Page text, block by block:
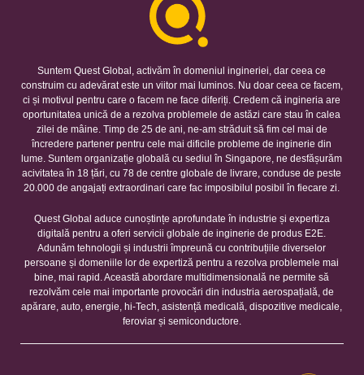
Suntem Quest Global, activăm în domeniul ingineriei, dar ceea ce
construim cu adevărat este un viitor mai luminos. Nu doar ceea ce facem,
ci și motivul pentru care o facem ne face diferiți. Credem că ingineria are
oportunitatea unică de a rezolva problemele de astăzi care stau în calea
zilei de mâine. Timp de 25 de ani, ne-am străduit să fim cel mai de
încredere partener pentru cele mai dificile probleme de inginerie din
lume. Suntem organizație globală cu sediul în Singapore, ne desfășurăm
acivitatea în 18 țări, cu 78 de centre globale de livrare, conduse de peste
20.000 de angajați extraordinari care fac imposibilul posibil în fiecare zi.
Quest Global aduce cunoștințe aprofundate în industrie și expertiza
digitală pentru a oferi servicii globale de inginerie de produs E2E.
Adunăm tehnologii și industrii împreună cu contribuțiile diverselor
persoane și domeniile lor de expertiză pentru a rezolva problemele mai
bine, mai rapid. Această abordare multidimensională ne permite să
rezolvăm cele mai importante provocări din industria aerospațială, de
apărare, auto, energie, hi-Tech, asistență medicală, dispozitive medicale,
feroviar și semiconductore.